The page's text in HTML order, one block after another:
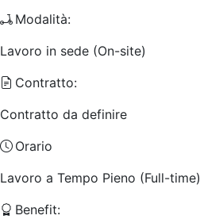
Modalità:
Lavoro in sede (On-site)
Contratto:
Contratto da definire
Orario
Lavoro a Tempo Pieno (Full-time)
Benefit: